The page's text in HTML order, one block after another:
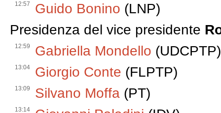
12:57 Guido Bonino (LNP)
Presidenza del vice presidente
12:59 Gabriella Mondello (UDCPTP)
13:04 Giorgio Conte (FLPTP)
13:09 Silvano Moffa (PT)
13:14